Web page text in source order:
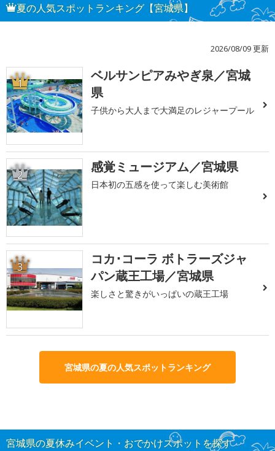
夏の人気スポットランキング【宮城県】
2026/08/09 更新
1
ベルサンピアみやぎ泉／宮城
県
子供から大人まで大満足のレジャープール
2 感覚ミュージアム／宮城県
日本初の五感を使って楽しむ美術館
3
コカ･コーラ ボトラーズジャ
パン蔵王工場／宮城県
楽しさと驚きがいっぱいの蔵王工場
宮城県の夏の人気スポットランキング
宮城県の夏休みイベント・おでかけスポットを探す